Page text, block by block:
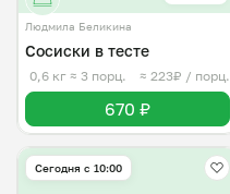
Людмила Беликина
Сосиски в тесте
0,6 кг ≈ 3 порц. ≈ 223₽ / порц.
670 ₽
Сегодня с 10:00